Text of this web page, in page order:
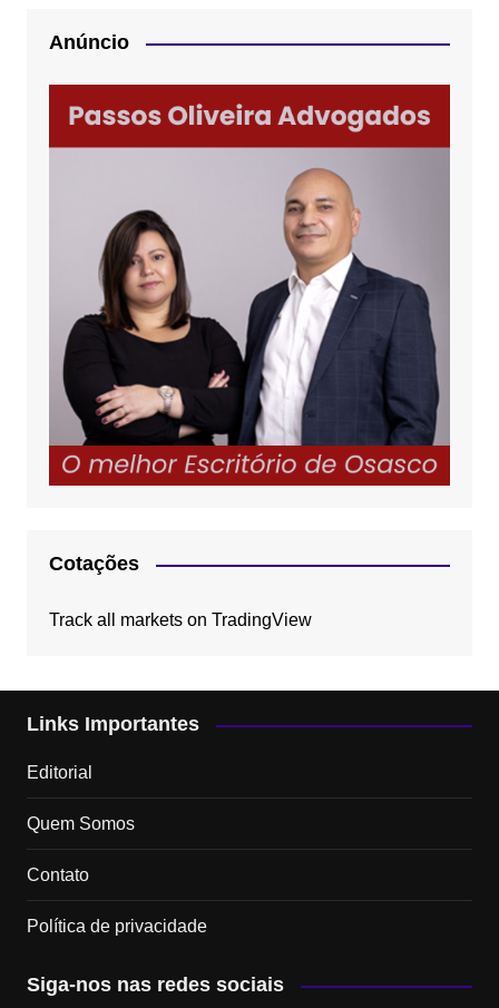
Anúncio
Cotações
Track all markets on TradingView
Links Importantes
Editorial
Quem Somos
Contato
Política de privacidade
Siga-nos nas redes sociais